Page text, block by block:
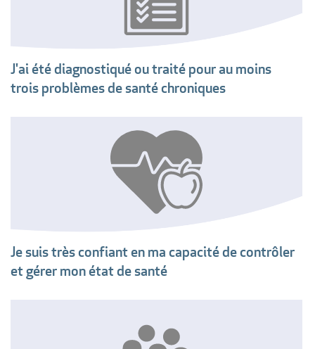
J'ai été diagnostiqué ou traité pour au moins
trois problèmes de santé chroniques
Je suis très confiant en ma capacité de contrôler
et gérer mon état de santé